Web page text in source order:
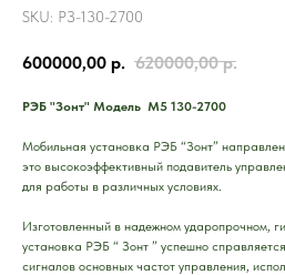
SKU: РЗ-130-2700
600000,00 р. 620000,00 р.
РЭБ "Зонт" Модель M5 130-2700
Мобильная установка РЭБ “Зонт”
это высокоэффективный подавитель
для работы в различных условиях.
Изготовленный в надежном ударопрочном,
установка РЭБ “ Зонт ” успешно
сигналов основных частот управления,